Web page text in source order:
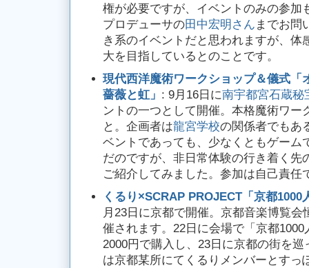
権が必要ですが、イベントのみの参加
プロデューサの田中宏明さん までお問
き系のイベントだと思われますが、体
大を目指しているとのことです。
現代西洋魔術ワークショップ＆儀式「
薔薇と虹」 : 9月16日に南宇都宮石蔵秘
ントの一つとして開催。本格魔術ワー
と。企画者は龍宮学校の関係者でもあ
ベントであっても、少なくともゲーム
だのですが、非日常体験の行き着く先
ご紹介してみました。参加は自己責任
くるり×SCRAP PROJECT「京都1000
月23日に京都で開催。京都音楽博覧
催されます。22日に会場で「京都
2000円で購入し、23日に京都の街を
は京都某所にてくるりメンバーとすっ